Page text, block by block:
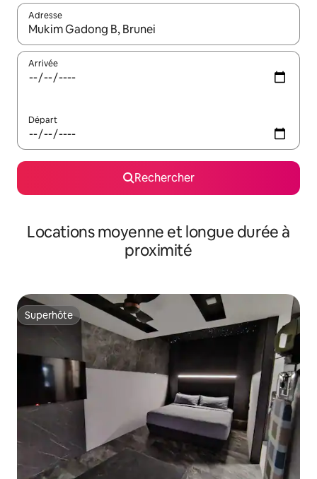
Adresse
Lorsque les résultats s'affichent, utilisez les flèches vers le
Arrivée
Départ
Rechercher
Locations moyenne et longue durée à
proximité
Superhôte
Superhôte